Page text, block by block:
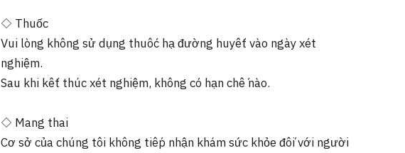
◇ Thuốc
Vui lòng không sử dụng thuốc hạ đường huyết vào ngày xét
nghiệm.
Sau khi kết thúc xét nghiệm, không có hạn chế nào.
◇ Mang thai
Cơ sở của chúng tôi không tiếp nhận khám sức khỏe đối với người